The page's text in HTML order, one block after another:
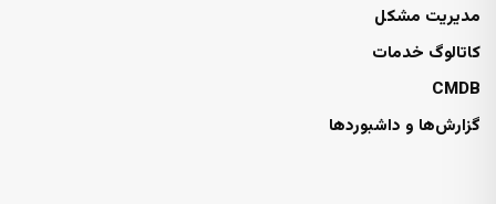
مدیریت مشکل
کاتالوگ خدمات
CMDB
گزارش‌ها و داشبوردها